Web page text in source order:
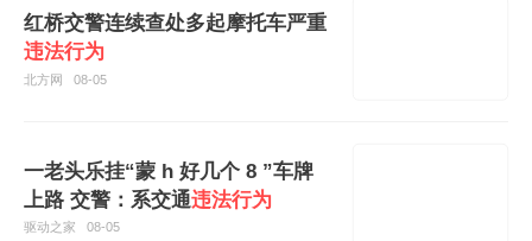
红桥交警连续查处多起摩托车严重
违法行为
北方网 08-05
一老头乐挂“蒙 h 好几个 8 ”车牌
上路 交警：系交通违法行为
驱动之家 08-05